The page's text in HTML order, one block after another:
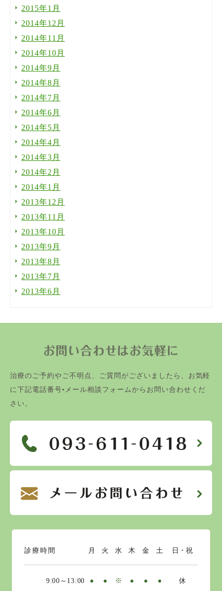
2015年1月
2014年12月
2014年11月
2014年10月
2014年9月
2014年8月
2014年7月
2014年6月
2014年5月
2014年4月
2014年3月
2014年2月
2014年1月
2013年12月
2013年11月
2013年10月
2013年9月
2013年8月
2013年7月
2013年6月
お問い合わせはお気軽に
治療のご予約やご不明点、ご質問がございましたら、お気軽
に下記電話番号•メール相談フォームからお問い合わせくだ
さい。
診療時間 月 火 水 木 金 土 日・祝
9:00～13:00 ● ● ※ ● ● ●
休